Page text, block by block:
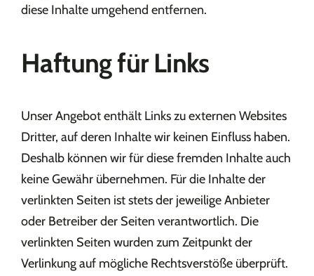
diese Inhalte umgehend entfernen.
Haftung für Links
Unser Angebot enthält Links zu externen Websites
Dritter, auf deren Inhalte wir keinen Einfluss haben.
Deshalb können wir für diese fremden Inhalte auch
keine Gewähr übernehmen. Für die Inhalte der
verlinkten Seiten ist stets der jeweilige Anbieter
oder Betreiber der Seiten verantwortlich. Die
verlinkten Seiten wurden zum Zeitpunkt der
Verlinkung auf mögliche Rechtsverstöße überprüft.